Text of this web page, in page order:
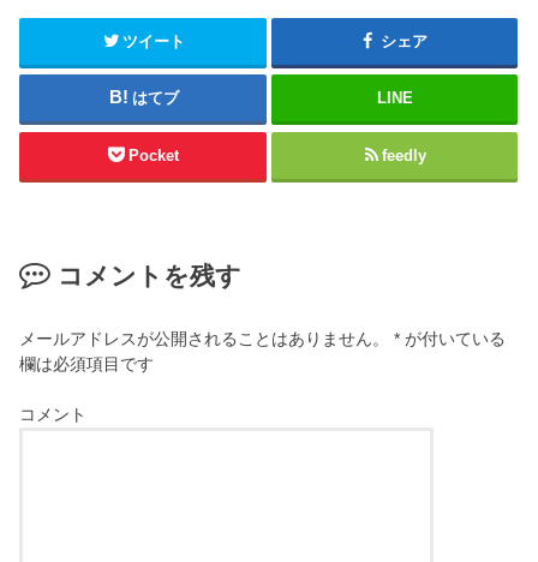
ツイート シェア
はてブ LINE
Pocket feedly
コメントを残す
メールアドレスが公開されることはありません。 * が付いている
欄は必須項目です
コメント